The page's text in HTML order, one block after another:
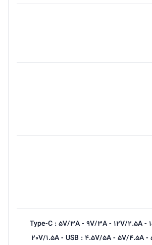
Type-C : 5V/3A - 9V/3A - 12V/2.5A -
20V/1.5A - USB : 4.5V/5A - 5V/4.5A -